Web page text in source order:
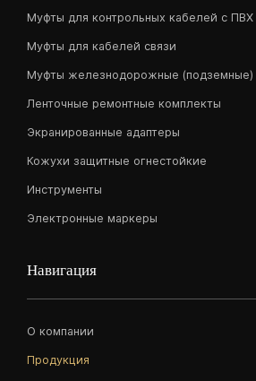
Муфты для контрольных кабелей с
Муфты для кабелей связи
Муфты железнодорожные (подземные)
Ленточные ремонтные комплекты
Экранированные адаптеры
Кожухи защитные огнестойкие
Инструменты
Электронные маркеры
Навигация
О компании
Продукция